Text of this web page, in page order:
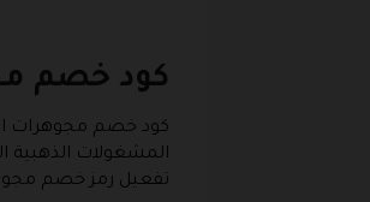
كود خصم
كود خصم مجوهرات
المشغولات الذهبية
تفعيل رمز خصم